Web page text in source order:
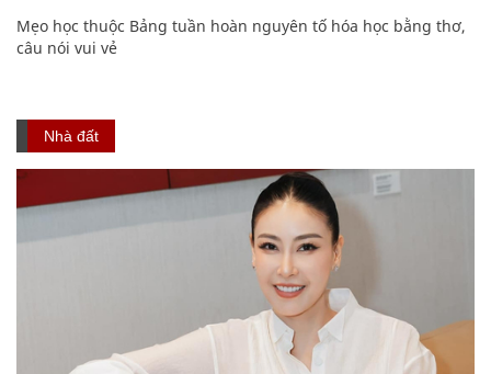
Mẹo học thuộc Bảng tuần hoàn nguyên tố hóa học bằng thơ,
câu nói vui vẻ
Nhà đất